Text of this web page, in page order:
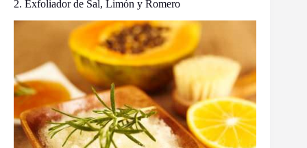
2. Exfoliador de Sal, Limón y Romero